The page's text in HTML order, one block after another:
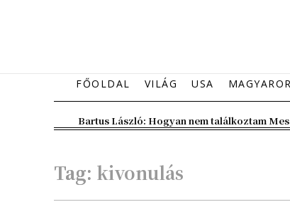
FŐOLDAL VILÁG USA
Bartus László: Hogyan nem találkoztam
Tag: kivonulás